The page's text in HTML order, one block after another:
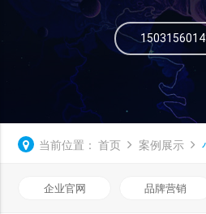
当前位置： 首页 案例展示
企业官网 品牌营销